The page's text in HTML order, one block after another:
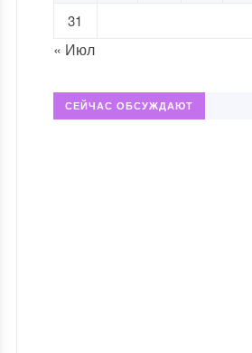
31
« Июл
СЕЙЧАС ОБСУЖДАЮТ